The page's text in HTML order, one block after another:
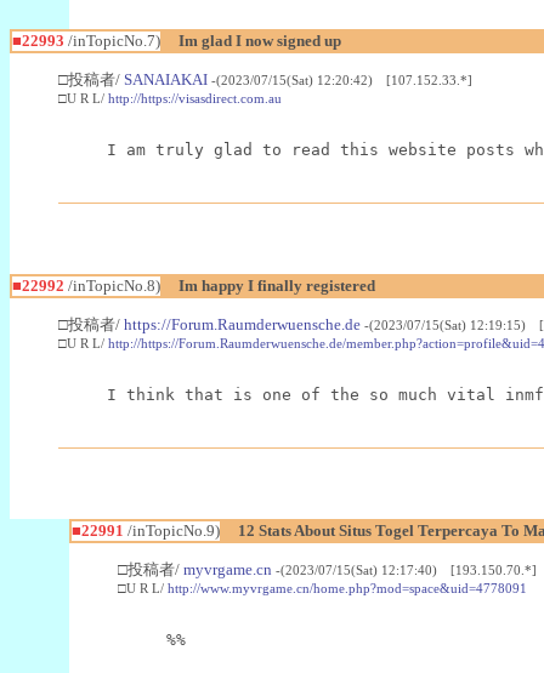
■22993 /inTopicNo.7) Im glad I now signed up
□投稿者/ SANAIAKAI -(2023/07/15(Sat) 12:20:42) [107.152.33.*]
□U R L/ http://https://visasdirect.com.au
I am truly glad to read this website posts
■22992 /inTopicNo.8) Im happy I finally registered
□投稿者/ https://Forum.Raumderwuensche.de -(2023/07/15(Sat) 12:19:15)
□U R L/ http://https://Forum.Raumderwuensche.de/
I think that is one of the so much vital
■22991 /inTopicNo.9) 12 Stats About Situs Togel Terpercaya To
□投稿者/ myvrgame.cn -(2023/07/15(Sat) 12:17:40) [193.150.70.*]
□U R L/ http://www.myvrgame.cn/home.php?mod=space&uid=4778091
%%